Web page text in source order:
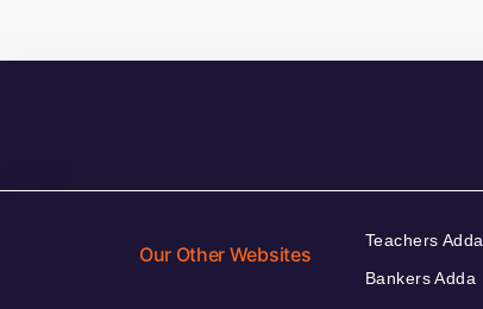
Our Other Websites
Teachers Adda
Bankers Adda